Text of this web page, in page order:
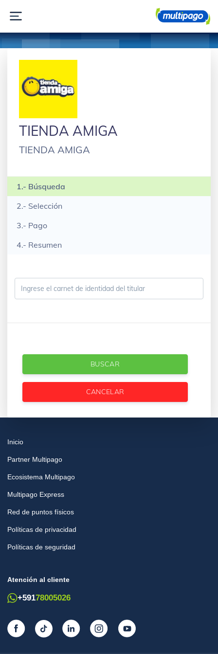
TIENDA AMIGA
TIENDA AMIGA
1.- Búsqueda
2.- Selección
3.- Pago
4.- Resumen
BUSCAR
CANCELAR
Inicio
Partner Multipago
Ecosistema Multipago
Multipago Express
Red de puntos físicos
Políticas de privacidad
Políticas de seguridad
Atención al cliente
+59178005026